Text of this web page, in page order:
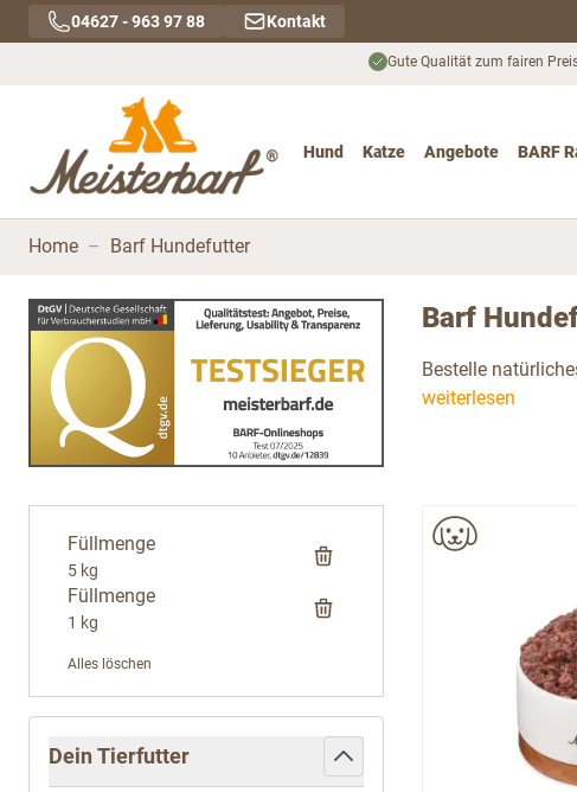
Direkt zum Inhalt
04627 - 963 97 88 Kontakt
Gute Qualität zum fairen
Hund
Katze
Angebote
BARF
Home – Barf Hundefutter
Barf
Bestelle
weiterlesen
Füllmenge
5 kg
Füllmenge
1 kg
Alles löschen
Dein Tierfutter